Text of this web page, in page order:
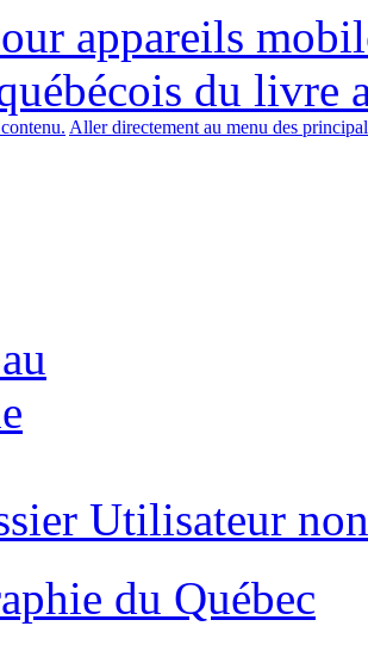
appareils
du livre
Aller directement au menu des
Utilisateur
du Québec